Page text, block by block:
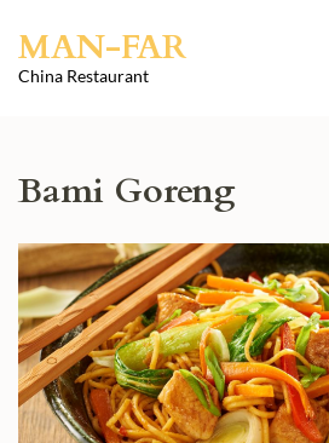
content
MAN-FAR
China Restaurant
Bami Goreng